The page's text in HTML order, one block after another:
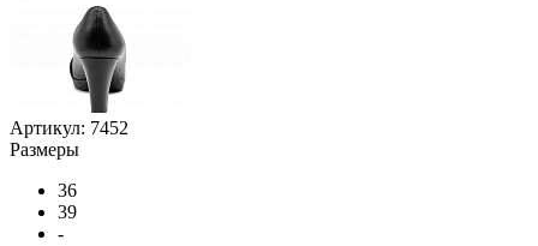
Артикул: 7452
Размеры
36
39
-